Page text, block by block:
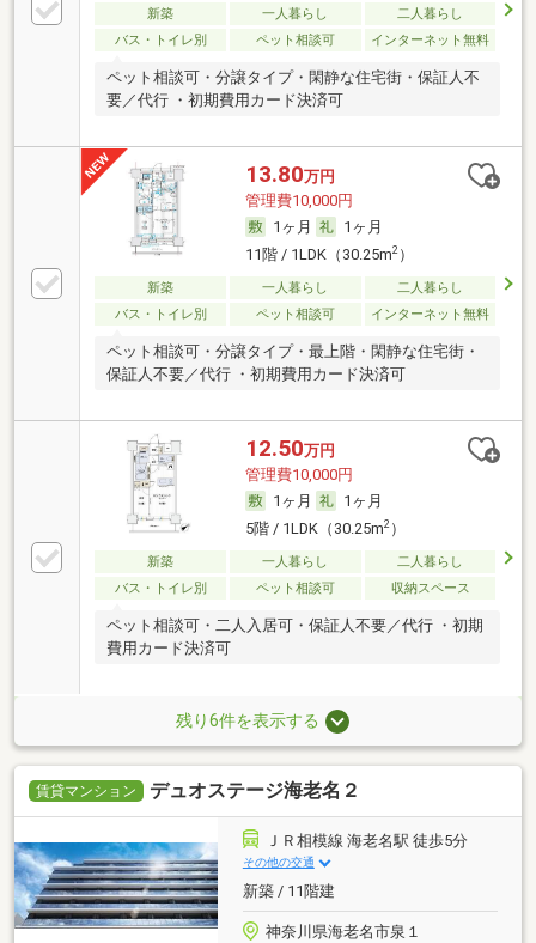
新築 一人暮らし
二人暮らし
バス・トイレ別
ペット相談可 インターネット無料
ペット相談可・分譲タイプ・閑静な住宅街・保証人不
要／代行 ・初期費用カード決済可
13.80万円
管理費10,000円
1ヶ月
1ヶ月
11階 / 1LDK（30.25m2）
新築 一人暮らし
二人暮らし
バス・トイレ別
ペット相談可 インターネット無料
ペット相談可・分譲タイプ・最上階・閑静な住宅街・
保証人不要／代行 ・初期費用カード決済可
12.50万円
管理費10,000円
1ヶ月
1ヶ月
5階 / 1LDK（30.25m2）
新築 一人暮らし
二人暮らし
バス・トイレ別
ペット相談可 収納スペース
ペット相談可・二人入居可・保証人不要／代行 ・初期
費用カード決済可
残り6件を表示する
賃貸マンション デュオステージ海老名２
ＪＲ相模線 海老名駅 徒歩5分
その他の交通
新築 / 11階建
神奈川県海老名市泉１